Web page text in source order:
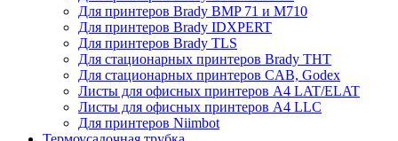
Для принтеров Brady BMP 71 и M710
Для принтеров Brady IDXPERT
Для принтеров Brady TLS
Для стационарных принтеров Brady THT
Для стационарных принтеров CAB, Godex
Листы для офисных принтеров А4 LAT/ELAT
Листы для офисных принтеров А4 LLC
Для принтеров Niimbot